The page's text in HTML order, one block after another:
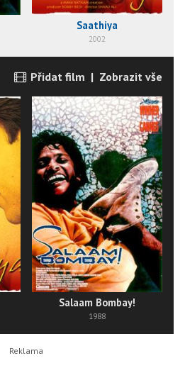
Saathiya
2002
Přidat film | Zobrazit vše
Salaam Bombay!
1988